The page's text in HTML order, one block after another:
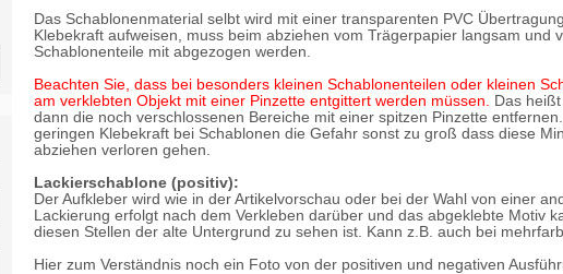
Das Schablonenmaterial selbt wird mit einer transparenten PVC
Klebekraft aufweisen, muss beim abziehen vom Trägerpapier langsam und
Schablonenteile mit abgezogen werden.
Beachten Sie, dass bei besonders kleinen Schablonenteilen oder kleinen
am verklebten Objekt mit einer Pinzette entgittert werden müssen.
Das
dann die noch verschlossenen Bereiche mit einer spitzen Pinzette
geringen Klebekraft bei Schablonen die Gefahr sonst zu groß dass diese
abziehen verloren gehen.
Lackierschablone (positiv):
Der Aufkleber wird wie in der Artikelvorschau oder bei der Wahl von einer
Lackierung erfolgt nach dem Verkleben darüber und das abgeklebte Motiv
diesen Stellen der alte Untergrund zu sehen ist. Kann z.B. auch bei
Hier zum Verständnis noch ein Foto von der positiven und negativen